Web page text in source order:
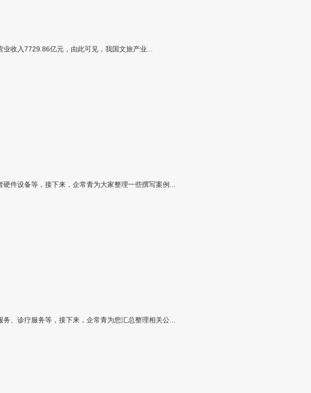
收入7729.86亿元，由此可见，我国文旅产业...
件设备等，接下来，企常青为大家整理一些撰写案例...
、诊疗服务等，接下来，企常青为您汇总整理相关公...